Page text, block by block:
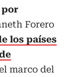
por
Forero
los países
marco del